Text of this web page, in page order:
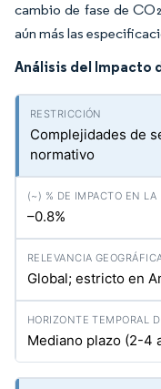
cambio de fase de
aún más las
Análisis del Impacto
Complejidades de
normativo
–0.8%
Global; estricto en
Mediano plazo (2-4